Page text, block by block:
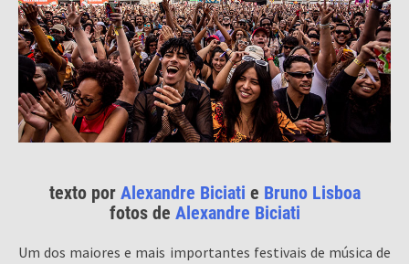
texto por Alexandre Biciati e Bruno Lisboa
fotos de Alexandre Biciati
Um dos maiores e mais importantes festivais de música de